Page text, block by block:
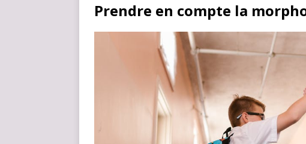
Prendre en compte la